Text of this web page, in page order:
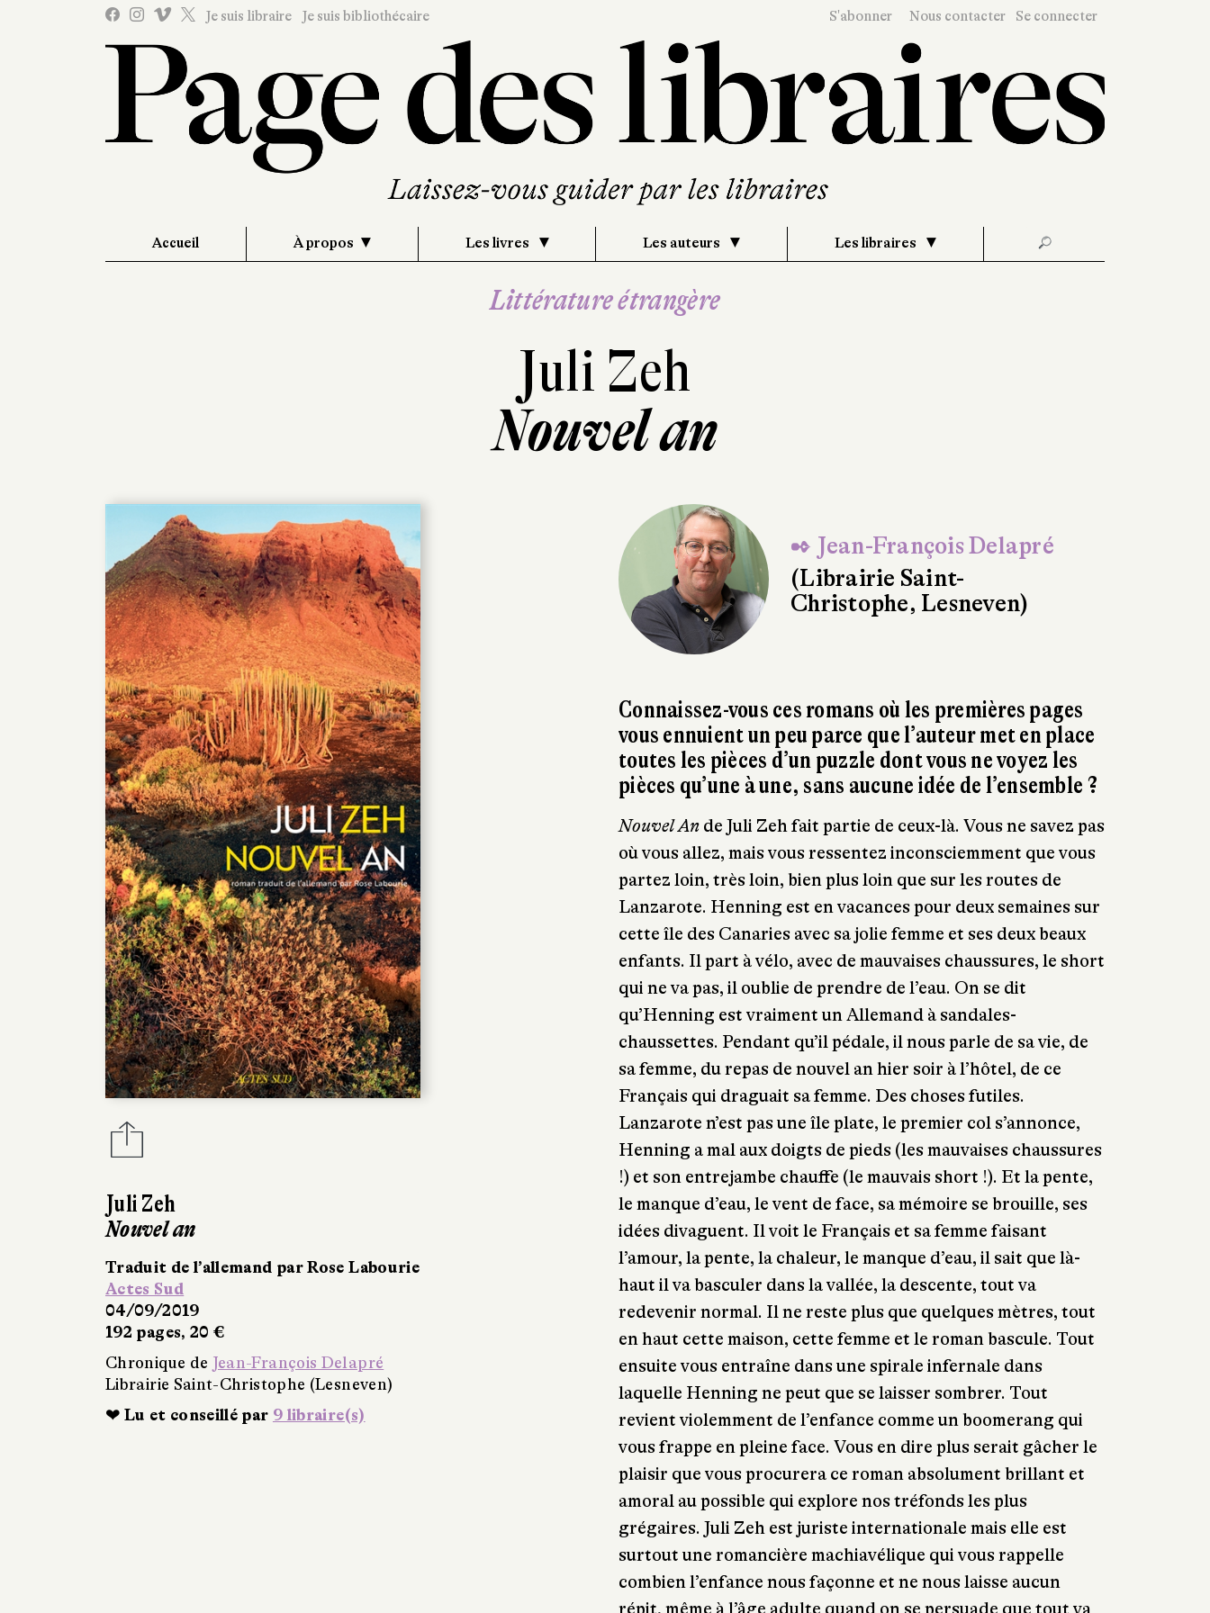
Je suis libraire Je suis bibliothécaire S'abonner Nous contacter Se connecter
Accueil À propos Les livres Les auteurs Les libraires 🔎
Littérature étrangère
Juli Zeh
Nouvel an
Juli Zeh
Nouvel an
Traduit de l’allemand par Rose Labourie
Actes Sud
04/09/2019
192 pages, 20 €
Chronique de Jean-François Delapré
Librairie Saint-Christophe (Lesneven)
❤ Lu et conseillé par 9 libraire(s)
✒ Jean-François Delapré
(Librairie Saint-
Christophe, Lesneven)
Connaissez-vous ces romans où les premières pages
vous ennuient un peu parce que l’auteur met en place
toutes les pièces d’un puzzle dont vous ne voyez les
pièces qu’une à une, sans aucune idée de l’ensemble ?
Nouvel An de Juli Zeh fait partie de ceux-là. Vous ne savez pas
où vous allez, mais vous ressentez inconsciemment que vous
partez loin, très loin, bien plus loin que sur les routes de
Lanzarote. Henning est en vacances pour deux semaines sur
cette île des Canaries avec sa jolie femme et ses deux beaux
enfants. Il part à vélo, avec de mauvaises chaussures, le short
qui ne va pas, il oublie de prendre de l’eau. On se dit
qu’Henning est vraiment un Allemand à sandales-
chaussettes. Pendant qu’il pédale, il nous parle de sa vie, de
sa femme, du repas de nouvel an hier soir à l’hôtel, de ce
Français qui draguait sa femme. Des choses futiles.
Lanzarote n’est pas une île plate, le premier col s’annonce,
Henning a mal aux doigts de pieds (les mauvaises chaussures
!) et son entrejambe chauffe (le mauvais short !). Et la pente,
le manque d’eau, le vent de face, sa mémoire se brouille, ses
idées divaguent. Il voit le Français et sa femme faisant
l’amour, la pente, la chaleur, le manque d’eau, il sait que là-
haut il va basculer dans la vallée, la descente, tout va
redevenir normal. Il ne reste plus que quelques mètres, tout
en haut cette maison, cette femme et le roman bascule. Tout
ensuite vous entraîne dans une spirale infernale dans
laquelle Henning ne peut que se laisser sombrer. Tout
revient violemment de l’enfance comme un boomerang qui
vous frappe en pleine face. Vous en dire plus serait gâcher le
plaisir que vous procurera ce roman absolument brillant et
amoral au possible qui explore nos tréfonds les plus
grégaires. Juli Zeh est juriste internationale mais elle est
surtout une romancière machiavélique qui vous rappelle
combien l’enfance nous façonne et ne nous laisse aucun
répit, même à l’âge adulte quand on se persuade que tout va